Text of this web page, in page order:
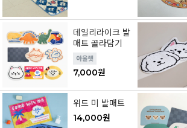
데일리라이크 발
매트 골라담기
7,000원
위드 미 발매트
14,000원